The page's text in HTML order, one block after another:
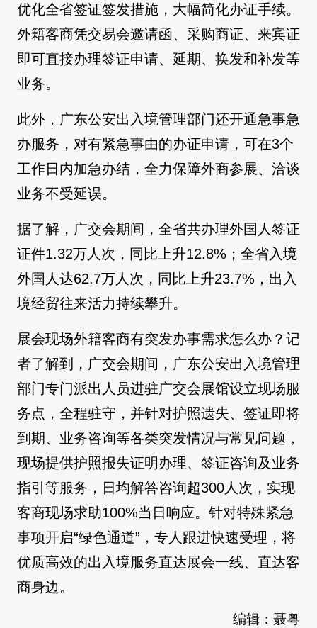
优化全省签证签发措施，大幅简化办证手续。
外籍客商凭交易会邀请函、采购商证、来宾证
即可直接办理签证申请、延期、换发和补发等
业务。
此外，广东公安出入境管理部门还开通急事急
办服务，对有紧急事由的办证申请，可在3个
工作日内加急办结，全力保障外商参展、洽谈
业务不受延误。
据了解，广交会期间，全省共办理外国人签证
证件1.32万人次，同比上升12.8%；全省入境
外国人达62.7万人次，同比上升23.7%，出入
境经贸往来活力持续攀升。
展会现场外籍客商有突发办事需求怎么办？记
者了解到，广交会期间，广东公安出入境管理
部门专门派出人员进驻广交会展馆设立现场服
务点，全程驻守，并针对护照遗失、签证即将
到期、业务咨询等各类突发情况与常见问题，
现场提供护照报失证明办理、签证咨询及业务
指引等服务，日均解答咨询超300人次，实现
客商现场求助100%当日响应。针对特殊紧急
事项开启“绿色通道”，专人跟进快速受理，将
优质高效的出入境服务直达展会一线、直达客
商身边。
编辑：聂粤